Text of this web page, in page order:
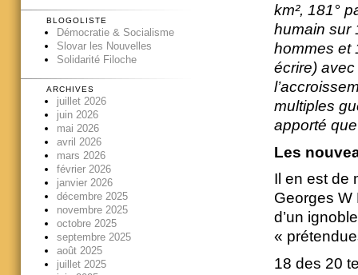
km², 181°
humain sur
hommes et
écrire)
multiples
apporté
Les
Il en est de
Georges W
d’un
«
18 des 20
BLOGOLISTE
Démocratie & Socialisme
Slovar les Nouvelles
Solidarité Filoche
ARCHIVES
juillet 2026
juin 2026
mai 2026
avril 2026
mars 2026
février 2026
janvier 2026
décembre 2025
novembre 2025
octobre 2025
septembre 2025
août 2025
juillet 2025